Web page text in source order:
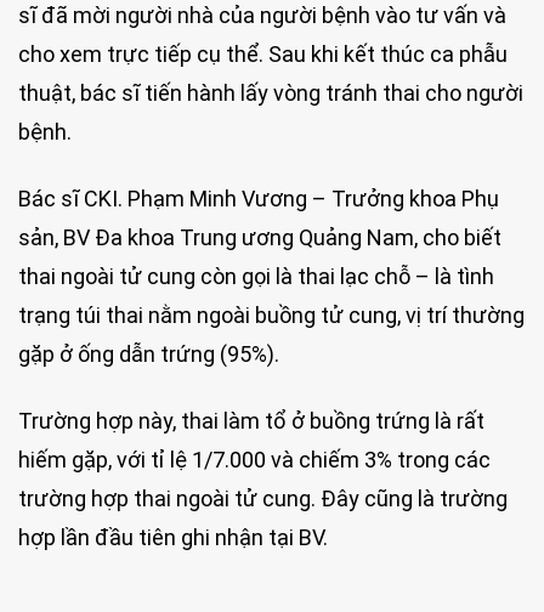
sĩ đã mời người nhà của người bệnh vào tư vấn và
cho xem trực tiếp cụ thể. Sau khi kết thúc ca phẫu
thuật, bác sĩ tiến hành lấy vòng tránh thai cho người
bệnh.
Bác sĩ CKI. Phạm Minh Vương – Trưởng khoa Phụ
sản, BV Đa khoa Trung ương Quảng Nam, cho biết
thai ngoài tử cung còn gọi là thai lạc chỗ – là tình
trạng túi thai nằm ngoài buồng tử cung, vị trí thường
gặp ở ống dẫn trứng (95%).
Trường hợp này, thai làm tổ ở buồng trứng là rất
hiếm gặp, với tỉ lệ 1/7.000 và chiếm 3% trong các
trường hợp thai ngoài tử cung. Đây cũng là trường
hợp lần đầu tiên ghi nhận tại BV.